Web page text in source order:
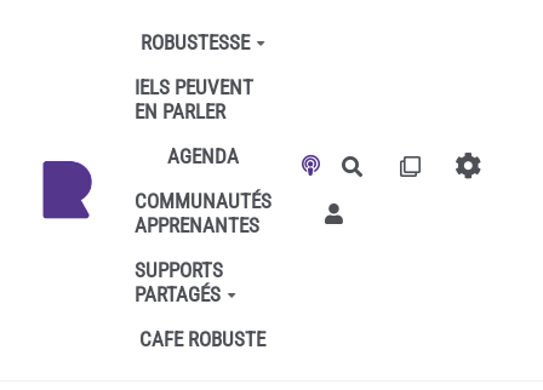
Aller au contenu principal
ROBUSTESSE
IELS PEUVENT
EN PARLER
AGENDA
COMMUNAUTÉS
APPRENANTES
SUPPORTS
PARTAGÉS
CAFE ROBUSTE
Rechercher